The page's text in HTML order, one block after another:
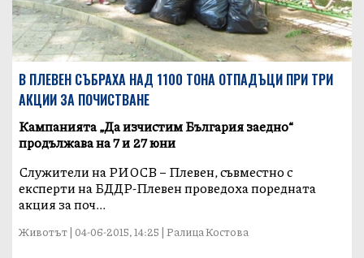
В ПЛЕВЕН СЪБРАХА НАД 1100 ТОНА ОТПАДЪЦИ ПРИ ТРИ
АКЦИИ ЗА ПОЧИСТВАНЕ
Кампанията „Да изчистим България заедно“
продължава на 7 и 27 юни
Служители на РИОСВ – Плевен, съвместно с
експерти на БДДР-Плевен проведоха поредната
акция за поч...
Животът | 04-06-2015, 14:25 | Ралица Костова